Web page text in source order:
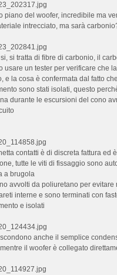
piano del woofer, incredibile ma
intrecciato, ma sarà
si tratta di fibre di carbonio, il
usare un tester per verificare che
e la cosa è confermata dal fatto
sono stati isolati, questo
durante le escursioni del cono
contatti è di discreta fattura ed
tutte le viti di fissaggio sono
a brugola
avvolti da poliuretano per evitare
interne e sono terminati con
e isolati
anche il semplice
il woofer è collegato